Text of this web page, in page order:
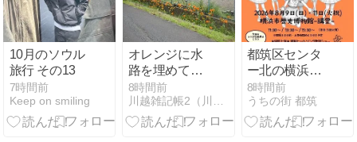
10月のソウル
旅行 その13
7時間前
Keep on smiling
オレンジに水
路を埋めてヤ
ブカンゾウ
（新河岸川・
大仙波自治会
8時間前
都筑区センタ
ー北の横浜市
歴史博物館講
堂で昭和１０
０年記念の
8時間前
うちの街 都筑